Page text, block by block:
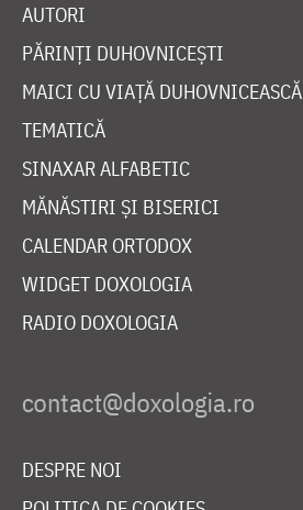
AUTORI
PĂRINȚI DUHOVNICEȘTI
MAICI CU VIAȚĂ DUHOVNICEASCĂ
TEMATICĂ
SINAXAR ALFABETIC
MĂNĂSTIRI ȘI BISERICI
CALENDAR ORTODOX
WIDGET DOXOLOGIA
RADIO DOXOLOGIA
DESPRE NOI